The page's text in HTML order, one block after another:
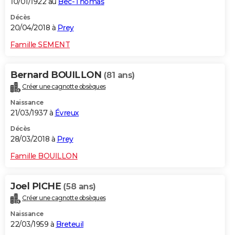
Décès
20/04/2018 à Prey
Famille SEMENT
Bernard BOUILLON (81 ans)
Créer une cagnotte obsèques
Naissance
21/03/1937 à Évreux
Décès
28/03/2018 à Prey
Famille BOUILLON
Joel PICHE (58 ans)
Créer une cagnotte obsèques
Naissance
22/03/1959 à Breteuil